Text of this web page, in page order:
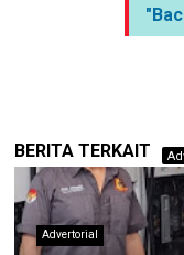
BERITA TERKAIT
Advertorial